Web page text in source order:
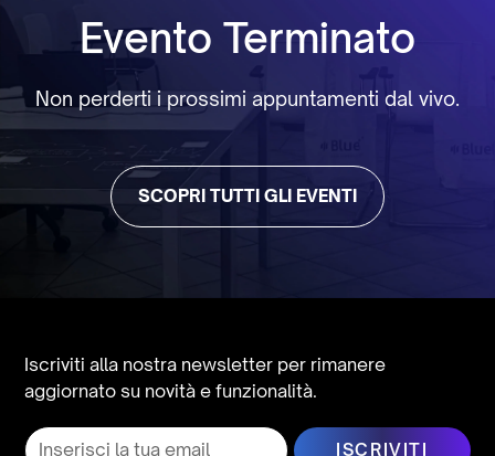
Evento Terminato
Non perderti i prossimi appuntamenti dal vivo.
SCOPRI TUTTI GLI EVENTI
Iscriviti alla nostra newsletter per rimanere
aggiornato su novità e funzionalità.